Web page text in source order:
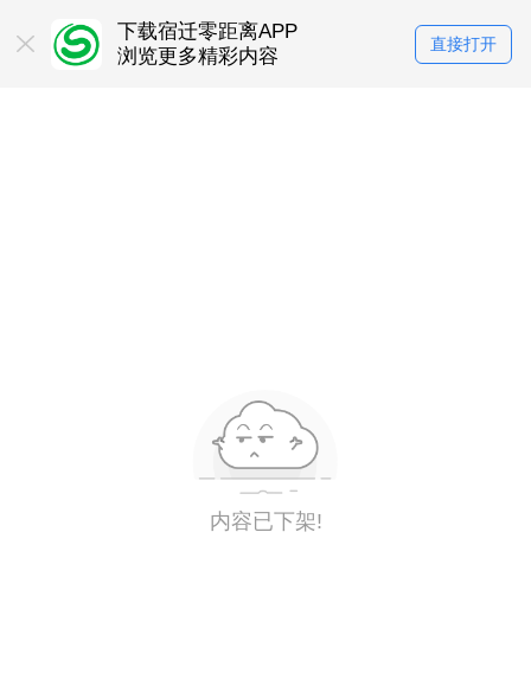
下载宿迁零距离APP
浏览更多精彩内容
直接打开
内容已下架!